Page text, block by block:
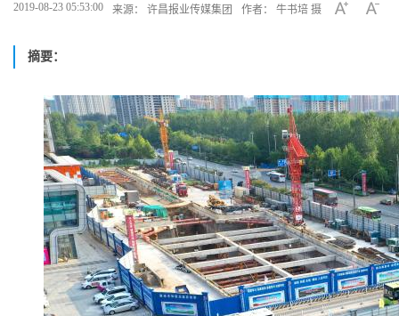
2019-08-23 05:53:00 来源： 许昌报业传媒集团 作者： 牛书培 摄
摘要：